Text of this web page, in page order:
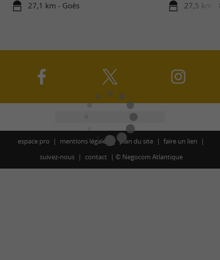
27,1 km - Goès 27,5 km -
espace pro mentions légales plan du site
faire un lien
suivez-nous
contact © Negocom Atlantique